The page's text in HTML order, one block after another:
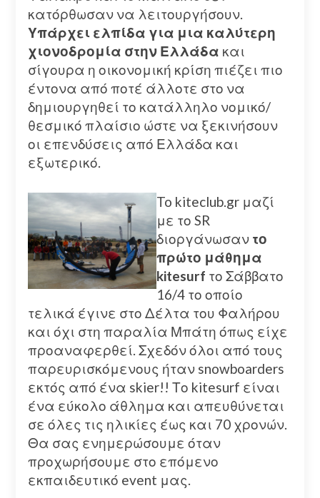
κατόρθωσαν να λειτουργήσουν.
Υπάρχει ελπίδα για μια καλύτερη
χιονοδρομία στην Ελλάδα και
σίγουρα η οικονομική κρίση πιέζει πιο
έντονα από ποτέ άλλοτε στο να
δημιουργηθεί το κατάλληλο νομικό/
θεσμικό πλαίσιο ώστε να ξεκινήσουν
οι επενδύσεις από Ελλάδα και
εξωτερικό.
To kiteclub.gr μαζί
με το SR
διοργάνωσαν το
πρώτο μάθημα
kitesurf το Σάββατο
16/4 το οποίο
τελικά έγινε στο Δέλτα του Φαλήρου
και όχι στη παραλία Μπάτη όπως είχε
προαναφερθεί. Σχεδόν όλοι από τους
παρευρισκόμενους ήταν snowboarders
εκτός από ένα skier!! Το kitesurf είναι
ένα εύκολο άθλημα και απευθύνεται
σε όλες τις ηλικίες έως και 70 χρονών.
Θα σας ενημερώσουμε όταν
προχωρήσουμε στο επόμενο
εκπαιδευτικό event μας.